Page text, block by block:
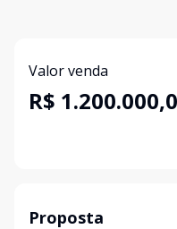
Valor venda
R$
Proposta